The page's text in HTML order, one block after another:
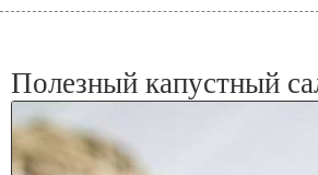
Полезный капустный